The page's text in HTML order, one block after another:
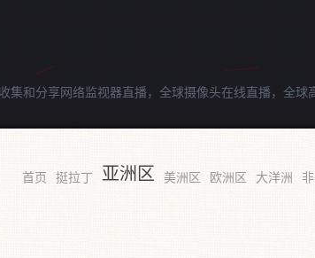
集和分享网络监视器直播，全球摄像头在线直播，全
首页 挺拉丁 亚洲区 美洲区 欧洲区 大洋洲